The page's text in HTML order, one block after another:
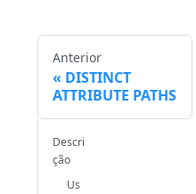
Anterior
DISTINCT
ATTRIBUTE PATHS
Descri
ção
Us